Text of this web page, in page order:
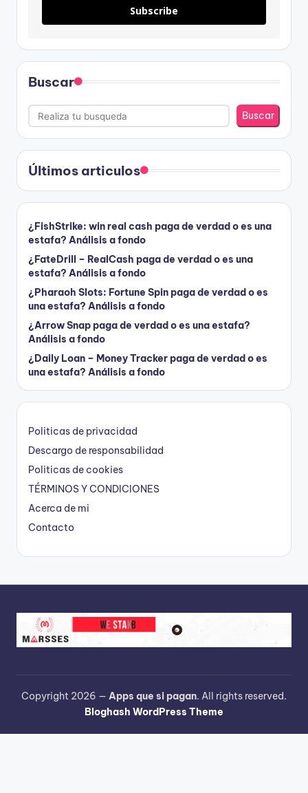
Subscribe
Buscar
Buscar
Últimos articulos
¿FishStrike: win real cash paga de verdad o es una
estafa? Análisis a fondo
¿FateDrill – RealCash paga de verdad o es una
estafa? Análisis a fondo
¿Pharaoh Slots: Fortune Spin paga de verdad o es
una estafa? Análisis a fondo
¿Arrow Snap paga de verdad o es una estafa?
Análisis a fondo
¿Daily Loan – Money Tracker paga de verdad o es
una estafa? Análisis a fondo
Politicas de privacidad
Descargo de responsabilidad
Politicas de cookies
TÉRMINOS Y CONDICIONES
Acerca de mi
Contacto
Copyright 2026 — Apps que si pagan. All rights reserved.
Bloghash WordPress Theme